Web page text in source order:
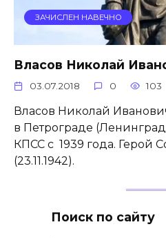
ЗАЧИСЛЕН НАВЕЧНО
Власов Николай
03.07.2018 0 103
Власов Николай
в Петрограде
КПСС с 1939 года. Герой
(23.11.1942).
Поиск по сайту